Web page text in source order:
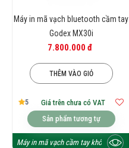
Máy in mã vạch bluetooth cầm tay
Godex MX30i
7.800.000 đ
THÊM VÀO GIỎ
5
Giá trên chưa có VAT
Sản phẩm tương tự
Máy in mã vạch cầm tay không dây